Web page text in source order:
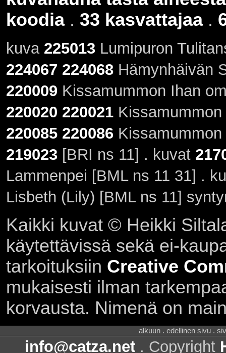
koodia. 33 kasvattajaa.
kuva 225013Lumipuron
224067 224068Hämynhäivän
220009 Kissamummon Ihan
220020 220021Kissamummon
220085 220086Kissamummon
219023[BRI ns 11] . kuvat
Lammenpei [BML ns 11 31] .
Lisbeth (Lily) [BML ns 11]
Kaikki kuvat © Heikki
käytettävissä sekä ei-
tarkoituksiin Creative
mukaisesti ilman
korvausta. Nimenä on
alkuun . edellinen sivu .
info@catza.net . Copyright